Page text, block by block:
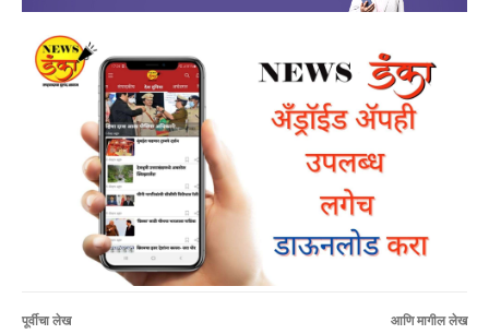
पूर्वीचा लेख आणि मागील लेख